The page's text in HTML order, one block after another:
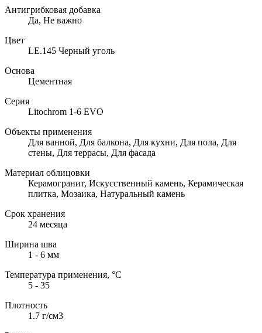
Антигрибковая добавка
Да, Не важно
Цвет
LE.145 Черный уголь
Основа
Цементная
Серия
Litochrom 1-6 EVO
Объекты применения
Для ванной, Для балкона, Для кухни, Для пола, Для
стены, Для террасы, Для фасада
Материал облицовки
Керамогранит, Искусственный камень, Керамическая
плитка, Мозаика, Натуральный камень
Срок хранения
24 месяца
Ширина шва
1 - 6 мм
Температура применения, °С
5 - 35
Плотность
1.7 г/см3